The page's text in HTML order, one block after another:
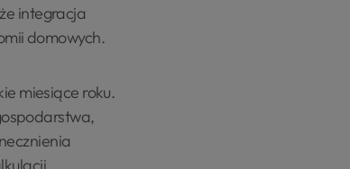
integracja
domowych.
miesiące roku.